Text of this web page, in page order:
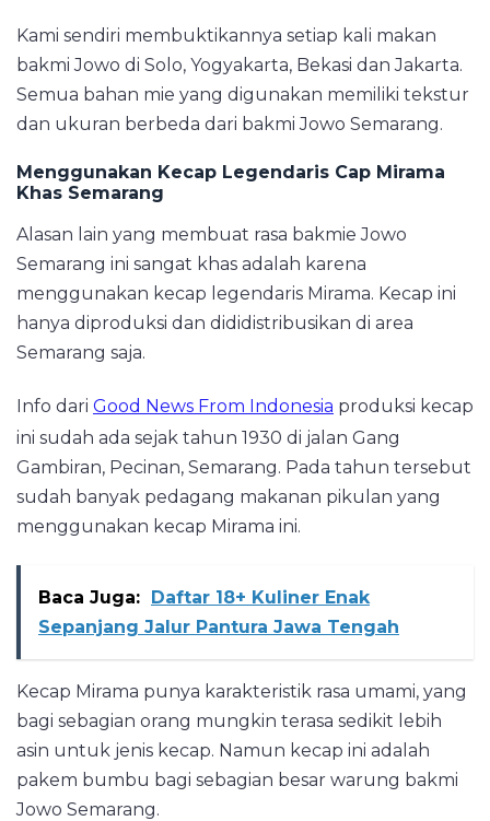
Kami sendiri membuktikannya setiap kali makan
bakmi Jowo di Solo, Yogyakarta, Bekasi dan Jakarta.
Semua bahan mie yang digunakan memiliki tekstur
dan ukuran berbeda dari bakmi Jowo Semarang.
Menggunakan Kecap Legendaris Cap Mirama
Khas Semarang
Alasan lain yang membuat rasa bakmie Jowo
Semarang ini sangat khas adalah karena
menggunakan kecap legendaris Mirama. Kecap ini
hanya diproduksi dan dididistribusikan di area
Semarang saja.
Info dari Good News From Indonesia produksi kecap
ini sudah ada sejak tahun 1930 di jalan Gang
Gambiran, Pecinan, Semarang. Pada tahun tersebut
sudah banyak pedagang makanan pikulan yang
menggunakan kecap Mirama ini.
Baca Juga: Daftar 18+ Kuliner Enak
Sepanjang Jalur Pantura Jawa Tengah
Kecap Mirama punya karakteristik rasa umami, yang
bagi sebagian orang mungkin terasa sedikit lebih
asin untuk jenis kecap. Namun kecap ini adalah
pakem bumbu bagi sebagian besar warung bakmi
Jowo Semarang.